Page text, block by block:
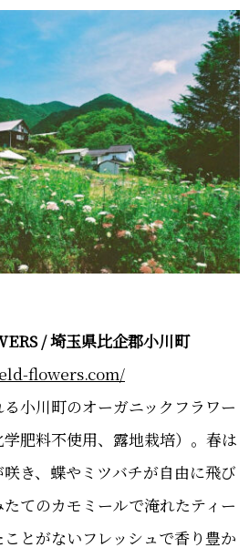
/ 埼玉県比企郡小川町
flowers.com/
小川町のオーガニックフラワー
肥料不使用、露地栽培）。春は
き、蝶やミツバチが自由に飛び
てのカモミールで淹れたティー
とがないフレッシュで香り豊か